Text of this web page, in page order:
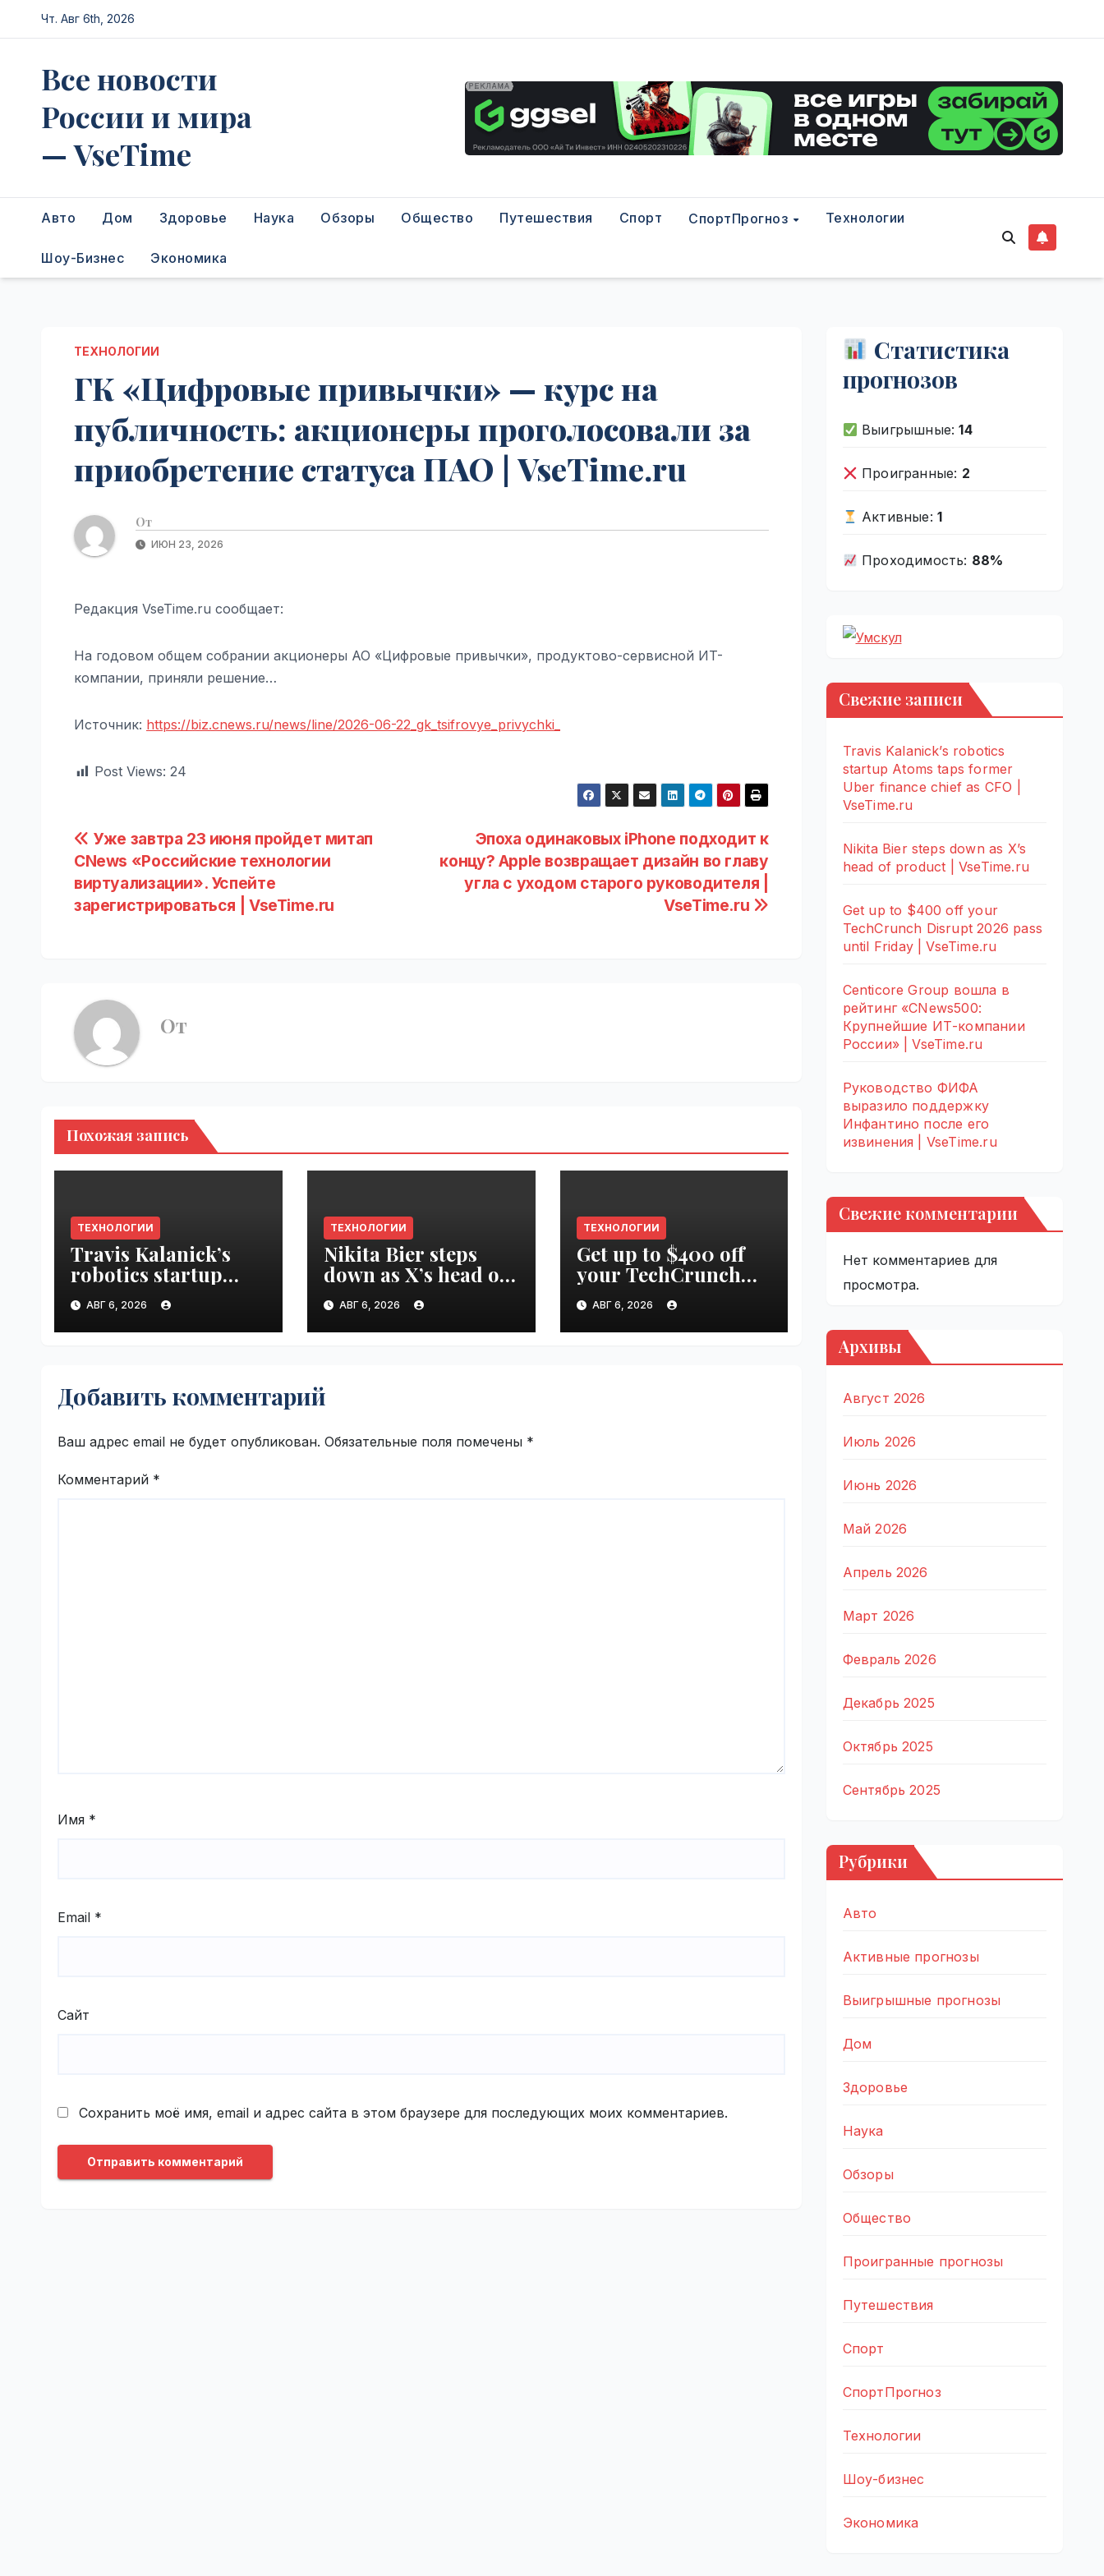
Перейти
к
Чт. Авг 6th, 2026
Все новости
России и мира
— VseTime
Авто Дом Здоровье Наука Обзоры Общество Путешествия Спорт СпортПрогноз Технологии
Шоу-Бизнес Экономика
ТЕХНОЛОГИИ
ГК «Цифровые привычки» — курс на
публичность: акционеры проголосовали за
приобретение статуса ПАО | VseTime.ru
От
ИЮН 23, 2026
Редакция VseTime.ru сообщает:
На годовом общем собрании акционеры АО «Цифровые привычки», продуктово-сервисной ИT-
компании, приняли решение…
Источник: https://biz.cnews.ru/news/line/2026-06-22_gk_tsifrovye_privychki_
Post Views: 24
Навигация
по
записям
Эпоха одинаковых iPhone подходит к
концу? Apple возвращает дизайн во главу
угла с уходом старого руководителя |
VseTime.ru
Уже завтра 23 июня пройдет митап
CNews «Российские технологии
виртуализации». Успейте
зарегистрироваться | VseTime.ru
От
Похожая запись
ТЕХНОЛОГИИ
Travis Kalanick’s
robotics startup
Atoms taps former
Uber finance chief as
CFO | VseTime.ru
АВГ 6, 2026
ТЕХНОЛОГИИ
Nikita Bier steps
down as X’s head of
product |
VseTime.ru
АВГ 6, 2026
ТЕХНОЛОГИИ
Get up to $400 off
your TechCrunch
Disrupt 2026 pass
until Friday |
VseTime.ru
АВГ 6, 2026
Добавить комментарий
Ваш адрес email не будет опубликован. Обязательные поля помечены *
Комментарий *
Имя *
Email *
Сайт
Сохранить моё имя, email и адрес сайта в этом браузере для последующих моих комментариев.
Статистика
прогнозов
Выигрышные:14
Проигранные: 2
Активные: 1
Проходимость: 88%
Свежие записи
Travis Kalanick’s robotics
startup Atoms taps former
Uber finance chief as CFO |
VseTime.ru
Nikita Bier steps down as X’s
head of product | VseTime.ru
Get up to $400 off your
TechCrunch Disrupt 2026 pass
until Friday | VseTime.ru
Centicore Group вошла в
рейтинг «CNews500:
Крупнейшие ИТ-компании
России» | VseTime.ru
Руководство ФИФА
выразило поддержку
Инфантино после его
извинения | VseTime.ru
Свежие комментарии
Нет комментариев для
просмотра.
Архивы
Август 2026
Июль 2026
Июнь 2026
Май 2026
Апрель 2026
Март 2026
Февраль 2026
Декабрь 2025
Октябрь 2025
Сентябрь 2025
Рубрики
Авто
Активные прогнозы
Выигрышные прогнозы
Дом
Здоровье
Наука
Обзоры
Общество
Проигранные прогнозы
Путешествия
Спорт
СпортПрогноз
Технологии
Шоу-бизнес
Экономика